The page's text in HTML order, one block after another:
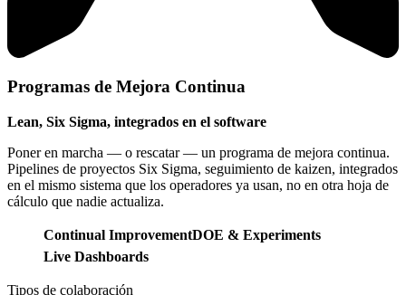
Programas de Mejora Continua
Lean, Six Sigma, integrados en el software
Poner en marcha — o rescatar — un programa de mejora continua.
Pipelines de proyectos Six Sigma, seguimiento de kaizen, integrados
en el mismo sistema que los operadores ya usan, no en otra hoja de
cálculo que nadie actualiza.
Continual ImprovementDOE & Experiments
Live Dashboards
Tipos de colaboración